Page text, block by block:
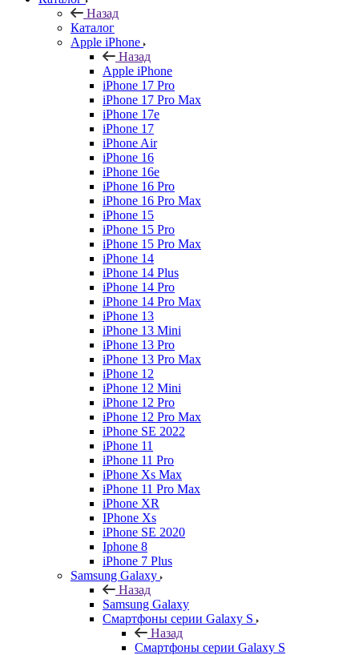
Назад
Каталог
Apple iPhone
Назад
Apple iPhone
iPhone 17 Pro
iPhone 17 Pro Max
iPhone 17e
iPhone 17
iPhone Air
iPhone 16
iPhone 16e
iPhone 16 Pro
iPhone 16 Pro Max
iPhone 15
iPhone 15 Pro
iPhone 15 Pro Max
iPhone 14
iPhone 14 Plus
iPhone 14 Pro
iPhone 14 Pro Max
iPhone 13
iPhone 13 Mini
iPhone 13 Pro
iPhone 13 Pro Max
iPhone 12
iPhone 12 Mini
iPhone 12 Pro
iPhone 12 Pro Max
iPhone SE 2022
iPhone 11
iPhone 11 Pro
iPhone Xs Max
iPhone 11 Pro Max
iPhone XR
IPhone Xs
iPhone SE 2020
Iphone 8
iPhone 7 Plus
Samsung Galaxy
Назад
Samsung Galaxy
Смартфоны серии Galaxy S
Назад
Смартфоны серии Galaxy S